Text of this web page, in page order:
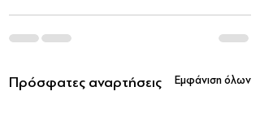
Πρόσφατες αναρτήσεις Εμφάνιση όλων